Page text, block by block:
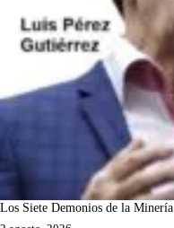
Los Siete Demonios de la Minería